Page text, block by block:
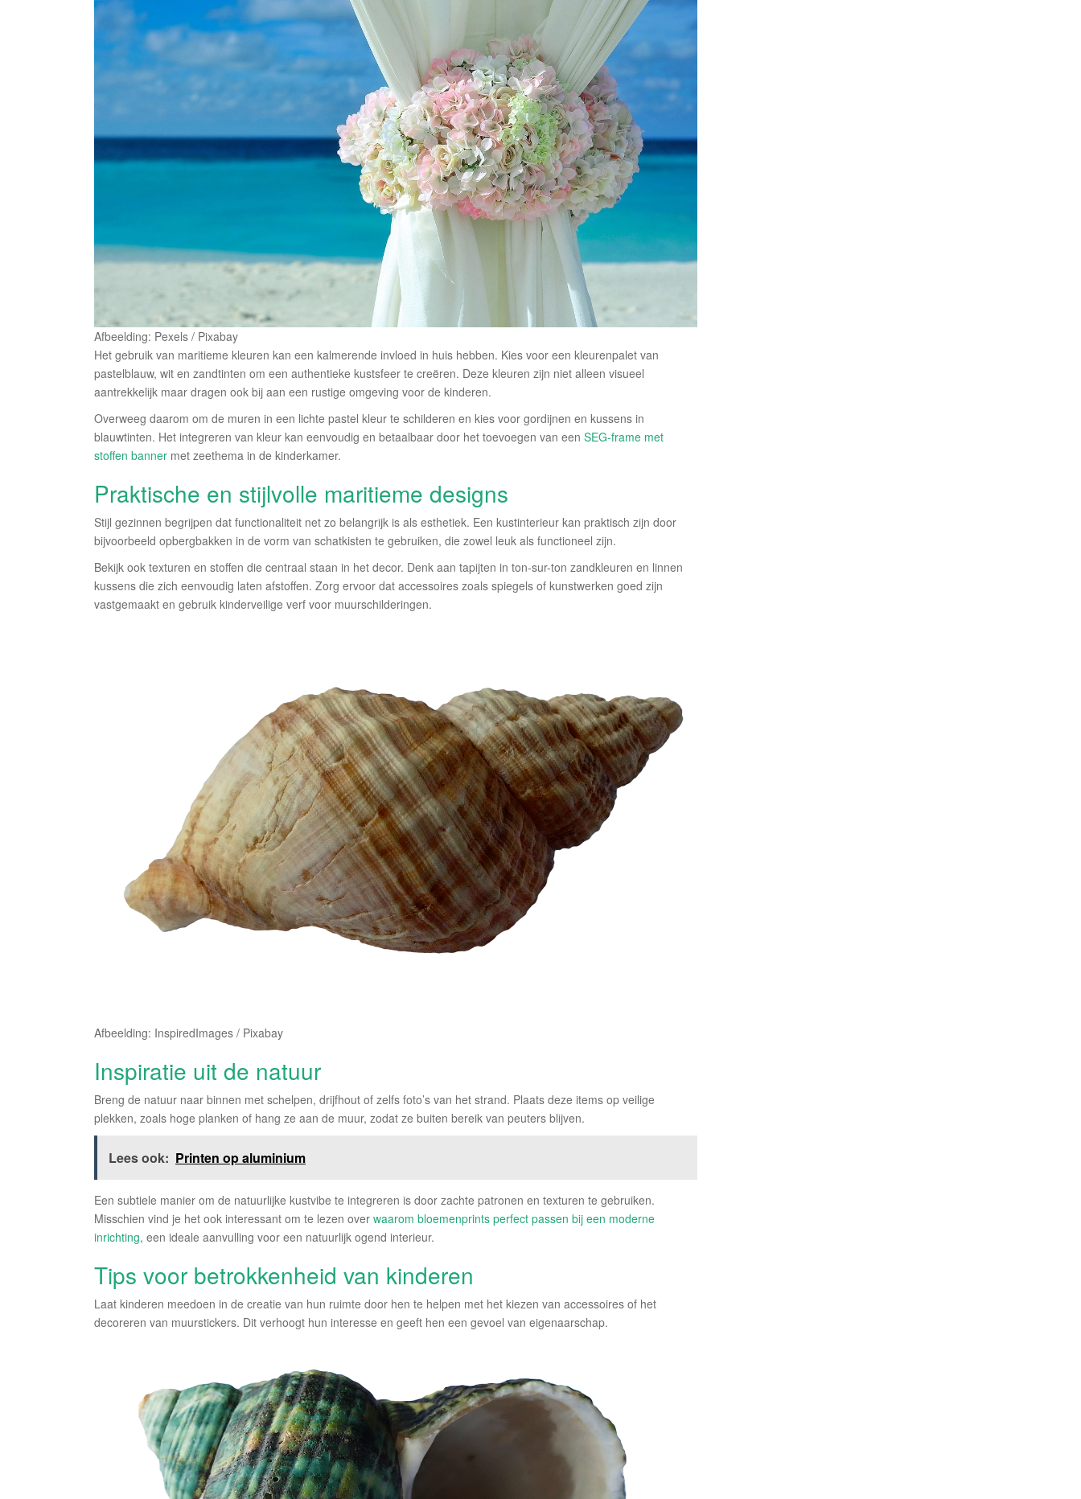
Afbeelding: Pexels / Pixabay
Het gebruik van maritieme kleuren kan een kalmerende invloed in huis hebben. Kies voor een kleurenpalet van
pastelblauw, wit en zandtinten om een authentieke kustsfeer te creëren. Deze kleuren zijn niet alleen visueel
aantrekkelijk maar dragen ook bij aan een rustige omgeving voor de kinderen.
Overweeg daarom om de muren in een lichte pastel kleur te schilderen en kies voor gordijnen en kussens in
blauwtinten. Het integreren van kleur kan eenvoudig en betaalbaar door het toevoegen van een SEG-frame met
stoffen banner met zeethema in de kinderkamer.
Praktische en stijlvolle maritieme designs
Stijl gezinnen begrijpen dat functionaliteit net zo belangrijk is als esthetiek. Een kustinterieur kan praktisch zijn door
bijvoorbeeld opbergbakken in de vorm van schatkisten te gebruiken, die zowel leuk als functioneel zijn.
Bekijk ook texturen en stoffen die centraal staan in het decor. Denk aan tapijten in ton-sur-ton zandkleuren en linnen
kussens die zich eenvoudig laten afstoffen. Zorg ervoor dat accessoires zoals spiegels of kunstwerken goed zijn
vastgemaakt en gebruik kinderveilige verf voor muurschilderingen.
Afbeelding: InspiredImages / Pixabay
Inspiratie uit de natuur
Breng de natuur naar binnen met schelpen, drijfhout of zelfs foto’s van het strand. Plaats deze items op veilige
plekken, zoals hoge planken of hang ze aan de muur, zodat ze buiten bereik van peuters blijven.
Lees ook: Printen op aluminium
Een subtiele manier om de natuurlijke kustvibe te integreren is door zachte patronen en texturen te gebruiken.
Misschien vind je het ook interessant om te lezen over waarom bloemenprints perfect passen bij een moderne
inrichting, een ideale aanvulling voor een natuurlijk ogend interieur.
Tips voor betrokkenheid van kinderen
Laat kinderen meedoen in de creatie van hun ruimte door hen te helpen met het kiezen van accessoires of het
decoreren van muurstickers. Dit verhoogt hun interesse en geeft hen een gevoel van eigenaarschap.